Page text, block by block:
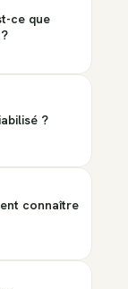
ce que
?
connaître